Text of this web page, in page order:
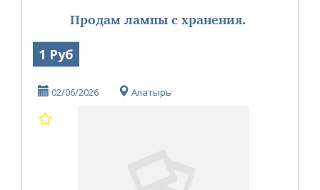
Продам лампы с хранения.
1 Руб
02/06/2026 Алатырь